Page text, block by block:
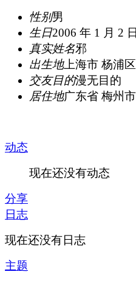
性别男
生日2006 年 1 月 2 日
真实姓名邪
出生地上海市 杨浦
交友目的漫无目的
居住地广东省 梅州
动态
现在还没有动态
分享
日志
现在还没有日志
主题